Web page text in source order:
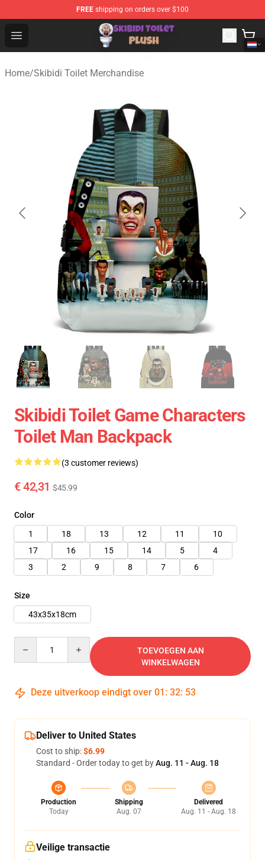
FREE shipping on orders over $100
Open menu
Skibidi Toilet Plush Shop - Official Skibidi Toilet Plush
Home/Skibidi Toilet Merchandise
Skibidi Toilet Game Characters
Toilet Man Backpack
(3 customer reviews)
€ 42,31 $45.99
Color
1
18 13 12 11
10
17
16 15 14 5
4
3
2 9 8 7 6
Size
43x35x18cm
TOEVOEGEN AAN
WINKELWAGEN
Deze uitverkoop eindigt over 01 : 32: 52
Deliver to United States
Cost to ship:$6.99
Standard - Order today to get byAug. 11 - Aug. 18
Production
Today
Shipping
Aug. 07
Delivered
Aug. 11 - Aug. 18
Veilige transactie